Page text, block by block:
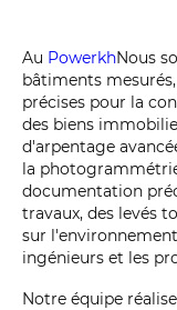
Au PowerkhNous
bâtiments
précises pour la
des biens
d'arpentage
la
documentation
travaux, des levés
sur
ingénieurs et les
Notre équipe